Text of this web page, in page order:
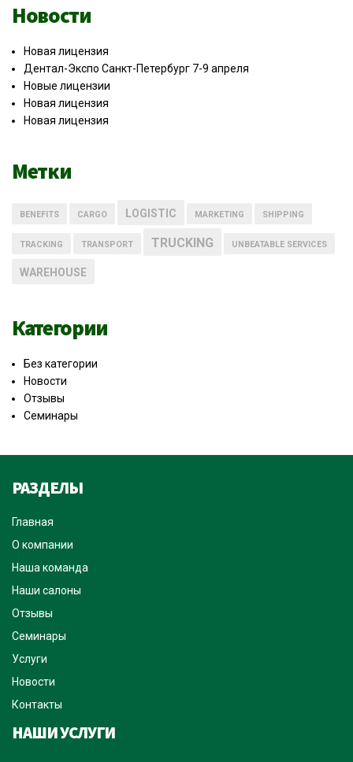
Новости
Новая лицензия
Дентал-Экспо Санкт-Петербург 7-9 апреля
Новые лицензии
Новая лицензия
Новая лицензия
Метки
BENEFITS CARGO LOGISTIC MARKETING SHIPPING
TRACKING TRANSPORT TRUCKING UNBEATABLE SERVICES
WAREHOUSE
Категории
Без категории
Новости
Отзывы
Семинары
РАЗДЕЛЫ
Главная
О компании
Наша команда
Наши салоны
Отзывы
Семинары
Услуги
Новости
Контакты
НАШИ УСЛУГИ